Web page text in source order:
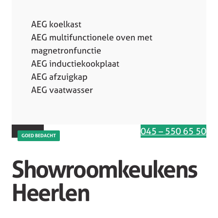
AEG koelkast
AEG multifunctionele oven met
magnetronfunctie
AEG inductiekookplaat
AEG afzuigkap
AEG vaatwasser
GOED BEDACHTInteresse in deze keuken 045 – 550 65 50
Showroomkeukens
Heerlen